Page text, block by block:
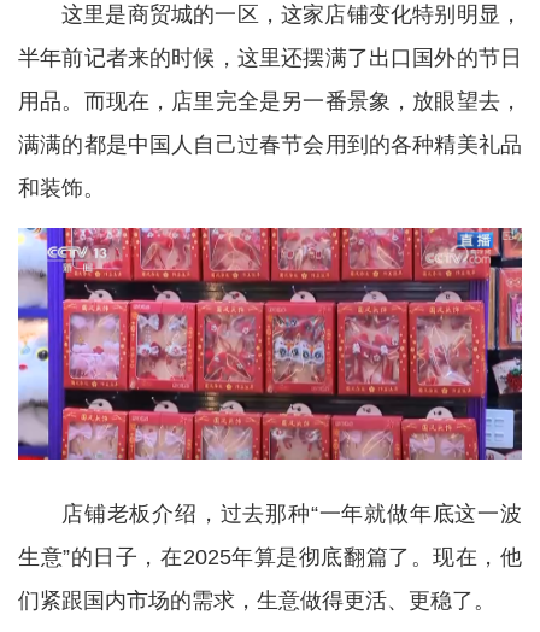
这里是商贸城的一区，这家店铺变化特别明显，
半年前记者来的时候，这里还摆满了出口国外的节日
用品。而现在，店里完全是另一番景象，放眼望去，
满满的都是中国人自己过春节会用到的各种精美礼品
和装饰。
店铺老板介绍，过去那种“一年就做年底这一波
生意”的日子，在2025年算是彻底翻篇了。现在，他
们紧跟国内市场的需求，生意做得更活、更稳了。